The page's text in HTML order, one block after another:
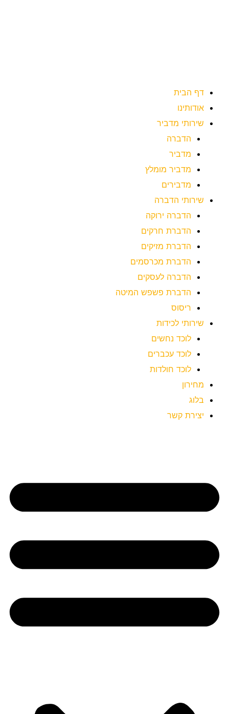
דף הבית
אודותינו
שירותי מדביר
הדברה
מדביר
מדביר מומלץ
מדבירים
שירותי הדברה
הדברה ירוקה
הדברת חרקים
הדברת מזיקים
הדברת מכרסמים
הדברה לעסקים
הדברת פשפש המיטה
ריסוס
שירותי לכידות
לוכד נחשים
לוכד עכברים
לוכד חולדות
מחירון
בלוג
יצירת קשר